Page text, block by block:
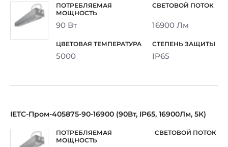
90 Вт 16900 Лм
5000 IP65
IETC-Пром-405875-90-16900 (90Вт, IP65, 16900Лм, 5К)